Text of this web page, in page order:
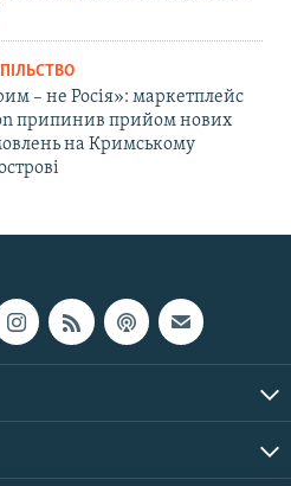
– не Росія»: маркетплейс
припинив прийом нових
на Кримському